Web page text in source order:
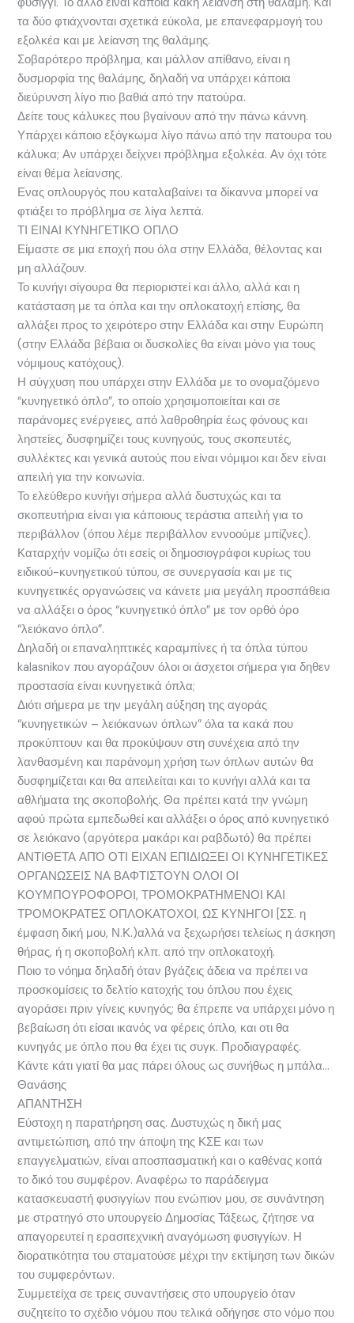
τα δύο φτιάχνονται σχετικά εύκολα, με επανεφαρμογή του
εξολκέα και με λείανση της θαλάμης.
Σοβαρότερο πρόβλημα, και μάλλον απίθανο, είναι η
δυσμορφία της θαλάμης, δηλαδή να υπάρχει κάποια
διεύρυνση λίγο πιο βαθιά από την πατούρα.
Δείτε τους κάλυκες που βγαίνουν από την πάνω κάννη.
Υπάρχει κάποιο εξόγκωμα λίγο πάνω από την πατουρα του
κάλυκα; Αν υπάρχει δείχνει πρόβλημα εξολκέα. Αν όχι τότε
είναι θέμα λείανσης.
Ενας οπλουργός που καταλαβαίνει τα δίκαννα μπορεί να
φτιάξει το πρόβλημα σε λίγα λεπτά.
ΤΙ ΕΙΝΑΙ ΚΥΝΗΓΕΤΙΚΟ ΟΠΛΟ
Είμαστε σε μια εποχή που όλα στην Ελλάδα, θέλοντας και
μη αλλάζουν.
Το κυνήγι σίγουρα θα περιοριστεί και άλλο, αλλά και η
κατάσταση με τα όπλα και την οπλοκατοχή επίσης, θα
αλλάξει προς το χειρότερο στην Ελλάδα και στην Ευρώπη
(στην Ελλάδα βέβαια οι δυσκολίες θα είναι μόνο για τους
νόμιμους κατόχους).
Η σύγχυση που υπάρχει στην Ελλάδα με το ονομαζόμενο
“κυνηγετικό όπλο”, το οποίο χρησιμοποιείται και σε
παράνομες ενέργειες, από λαθροθηρία έως φόνους και
ληστείες, δυσφημίζει τους κυνηγούς, τους σκοπευτές,
συλλέκτες και γενικά αυτούς που είναι νόμιμοι και δεν είναι
απειλή για την κοινωνία.
Το ελεύθερο κυνήγι σήμερα αλλά δυστυχώς και τα
σκοπευτήρια είναι για κάποιους τεράστια απειλή για το
περιβάλλον (όπου λέμε περιβάλλον εννοούμε μπίζνες).
Καταρχήν νομίζω ότι εσείς οι δημοσιογράφοι κυρίως του
ειδικού-κυνηγετικού τύπου, σε συνεργασία και με τις
κυνηγετικές οργανώσεις να κάνετε μια μεγάλη προσπάθεια
να αλλάξει ο όρος “κυνηγετικό όπλο” με τον ορθό όρο
“λειόκανο όπλο”.
Δηλαδή οι επαναληπτικές καραμπίνες ή τα όπλα τύπου
kalasnikov που αγοράζουν όλοι οι άσχετοι σήμερα για δηθεν
προστασία είναι κυνηγετικά όπλα;
Διότι σήμερα με την μεγάλη αύξηση της αγοράς
“κυνηγετικών – λειόκανων όπλων” όλα τα κακά που
προκύπτουν και θα προκύψουν στη συνέχεια από την
λανθασμένη και παράνομη χρήση των όπλων αυτών θα
δυσφημίζεται και θα απειλείται και το κυνήγι αλλά και τα
αθλήματα της σκοποβολής. Θα πρέπει κατά την γνώμη
αφού πρώτα εμπεδωθεί και αλλάξει ο όρος από κυνηγετικό
σε λειόκανο (αργότερα μακάρι και ραβδωτό) θα πρέπει
ΑΝΤΙΘΕΤΑ ΑΠΌ ΟΤΙ ΕΙΧΑΝ ΕΠΙΔΙΩΞΕΙ ΟΙ ΚΥΝΗΓΕΤΙΚΕΣ
ΟΡΓΑΝΩΣΕΙΣ ΝΑ ΒΑΦΤΙΣΤΟΥΝ ΟΛΟΙ ΟΙ
ΚΟΥΜΠΟΥΡΟΦΟΡΟΙ, ΤΡΟΜΟΚΡΑΤΗΜΕΝΟΙ ΚΑΙ
ΤΡΟΜΟΚΡΑΤΕΣ ΟΠΛΟΚΑΤΟΧΟΙ, ΩΣ ΚΥΝΗΓΟΙ [ΣΣ. η
έμφαση δική μου, Ν.Κ.)αλλά να ξεχωρήσει τελείως η άσκηση
θήρας, ή η σκοποβολή κλπ. από την οπλοκατοχή.
Ποιο το νόημα δηλαδή όταν βγάζεις άδεια να πρέπει να
προσκομίσεις το δελτίο κατοχής του όπλου που έχεις
αγοράσει πριν γίνεις κυνηγός; θα έπρεπε να υπάρχει μόνο η
βεβαίωση ότι είσαι ικανός να φέρεις όπλο, και οτι θα
κυνηγάς με όπλο που θα έχει τις συγκ. Προδιαγραφές.
Κάντε κάτι γιατί θα μας πάρει όλους ως συνήθως η μπάλα…
Θανάσης
ΑΠΑΝΤΗΣΗ
Εύστοχη η παρατήρηση σας. Δυστυχώς η δική μας
αντιμετώπιση, από την άποψη της ΚΣΕ και των
επαγγελματιών, είναι αποσπασματική και ο καθένας κοιτά
το δικό του συμφέρον. Αναφέρω το παράδειγμα
κατασκευαστή φυσιγγίων που ενώπιον μου, σε συνάντηση
με στρατηγό στο υπουργείο Δημοσίας Τάξεως, ζήτησε να
απαγορευτεί η ερασιτεχνική αναγόμωση φυσιγγίων. Η
διορατικότητα του σταματούσε μέχρι την εκτίμηση των δικών
του συμφερόντων.
Συμμετείχα σε τρεις συναντήσεις στο υπουργείο όταν
συζητείτο το σχέδιο νόμου που τελικά οδήγησε στο νόμο που